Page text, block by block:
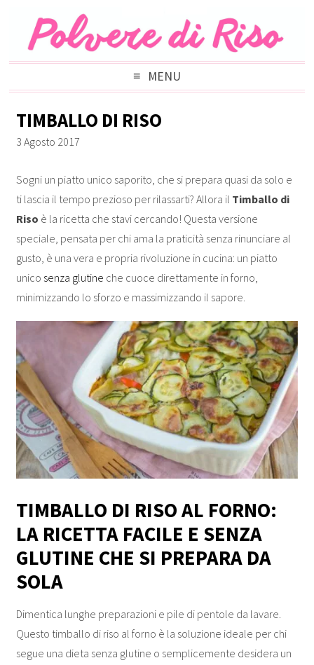
MENU
TIMBALLO DI RISO
3 Agosto 2017
Sogni un piatto unico saporito, che si prepara quasi da solo e
ti lascia il tempo prezioso per rilassarti? Allora il Timballo di
Riso è la ricetta che stavi cercando! Questa versione
speciale, pensata per chi ama la praticità senza rinunciare al
gusto, è una vera e propria rivoluzione in cucina: un piatto
unico senza glutine che cuoce direttamente in forno,
minimizzando lo sforzo e massimizzando il sapore.
TIMBALLO DI RISO AL FORNO:
LA RICETTA FACILE E SENZA
GLUTINE CHE SI PREPARA DA
SOLA
Dimentica lunghe preparazioni e pile di pentole da lavare.
Questo timballo di riso al forno è la soluzione ideale per chi
segue una dieta senza glutine o semplicemente desidera un